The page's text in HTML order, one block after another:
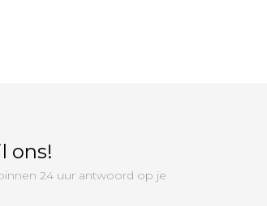
ons!
24 uur antwoord op je